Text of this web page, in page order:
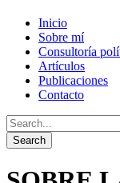
Inicio
Sobre mí
Consultoría
Artículos
Publicaciones
Contacto